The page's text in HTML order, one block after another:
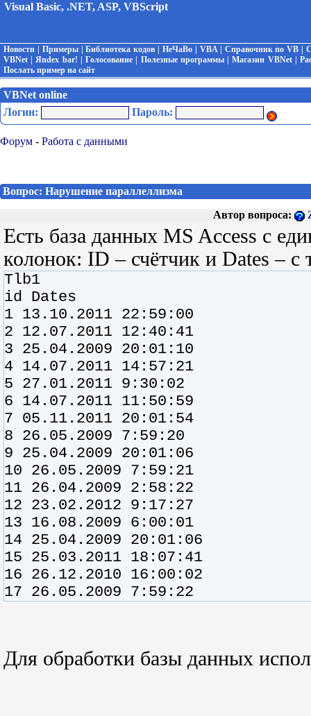
Visual Basic, .NET, ASP, VBScript
Новости Примеры|Библиотека кодов |НеЧаВо VBA| Справочник по VB |
VBNet |Яndex bar! |Голосование Полезные программы|Магазин VBNet|
Послать пример на сайт
VBNet online
Логин:
Пароль:
Форум - Работа с данными
Вопрос: Нарушение параллеллизма
Автор вопроса:
Есть база данных MS Access с
колонок: ID – счётчик и Dates –
Tlb1
id Dates
1 13.10.2011 22:59:00
2 12.07.2011 12:40:41
3 25.04.2009 20:01:10
4 14.07.2011 14:57:21
5 27.01.2011 9:30:02
6 14.07.2011 11:50:59
7 05.11.2011 20:01:54
8 26.05.2009 7:59:20
9 25.04.2009 20:01:06
10 26.05.2009 7:59:21
11 26.04.2009 2:58:22
12 23.02.2012 9:17:27
13 16.08.2009 6:00:01
14 25.04.2009 20:01:06
15 25.03.2011 18:07:41
16 26.12.2010 16:00:02
17 26.05.2009 7:59:22
Для обработки базы данных